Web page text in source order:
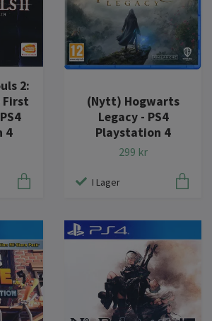
2:
First
4
(Nytt) Hogwarts
Legacy - PS4
Playstation 4
299 kr
I Lager